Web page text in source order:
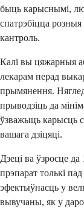
быць карыснымі,
спатрэбіцца
кантроль.
Калі вы цяжарныя
лекарам перад
прымянення.
прыводзіць да
ўзважыць карысць
вашага дзіцяці.
Дзеці ва ўзросце
прэпарат толькі
эфектыўнасць у
вывучаны, як у